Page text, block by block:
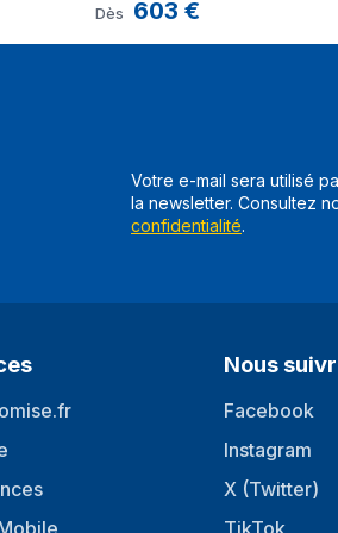
Noir
Dès 603 €
Votre e-mail sera utilisé
la newsletter. Consultez
confidentialité.
Nous
Facebook
Instagram
X (Twitter)
TikTok